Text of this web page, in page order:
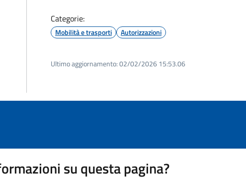
Categorie:
Mobilità e trasporti Autorizzazioni
Ultimo aggiornamento:02/02/2026 15:53.06
su questa pagina?